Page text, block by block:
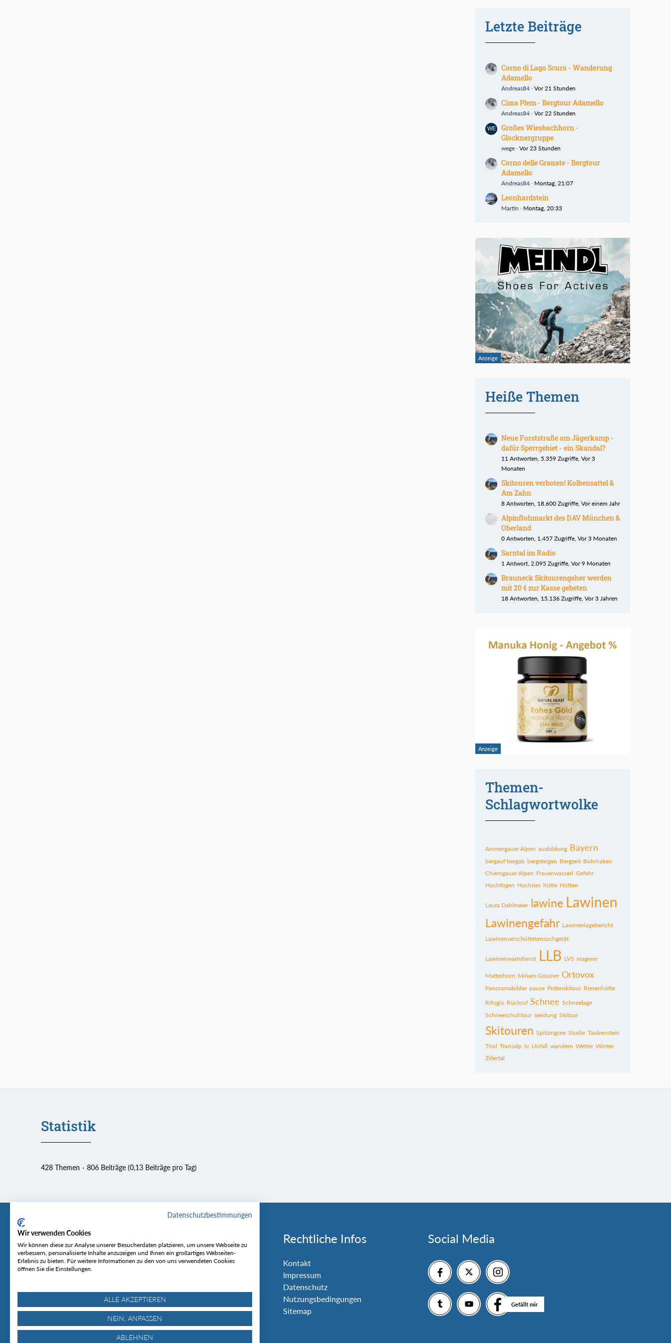
Letzte Beiträge
Corno di Lago Scuro - Wanderung
Adamello
Andreas84 Vor 21 Stunden
Cima Plem - Bergtour Adamello
Andreas84 Vor 22 Stunden
Großes Wiesbachhorn -
Glocknergruppe
wege Vor 23 Stunden
Corno delle Granate - Bergtour
Adamello
Andreas84 Montag, 21:07
Leonhardstein
Martin Montag, 20:33
Heiße Themen
Neue Forststraße am Jägerkamp -
dafür Sperrgebiet - ein Skandal?
11 Antworten, 5.359 Zugriffe, Vor 3
Monaten
Skitouren verboten! Kolbensattel &
Am Zahn
8 Antworten, 18.600 Zugriffe, Vor einem Jahr
Alpinflohmarkt des DAV München &
Oberland
0 Antworten, 1.457 Zugriffe, Vor 3 Monaten
Sarntal im Radio
1 Antwort, 2.095 Zugriffe, Vor 9 Monaten
Brauneck Skitourengeher werden
mit 20 € zur Kasse gebeten
18 Antworten, 15.136 Zugriffe, Vor 3 Jahren
Themen-
Schlagwortwolke
Ammergauer Alpen ausbildung Bayern
bergauf bergab bergsteigen Bergzeit Bohrhaken
Chiemgauer Alpen Frauenwasserl Gefahr
Hochfügen Hochries hütte Hütten
Laura Dahlmeier lawine Lawinen
Lawinengefahr Lawinenlagebericht
Lawinenverschüttetensuchgerät
Lawinenwarndienst LLB LVS magerer
Matterhorn Miriam Gössner Ortovox
Panoramabilder pause Pistenskitour Riesenhütte
Rifugio Rückruf Schnee Schneelage
Schneeschuhtour sendung Skitour
Skitouren Spitzingsee Studie Taubenstein
Tirol Transalp tv Unfall wandern Wetter Winter
Zillertal
Statistik
428 Themen 806 Beiträge (0,13 Beiträge pro Tag)
Tourentipp
Über uns
Wetter & Lawinenlage
Rechtliche Infos
Kontakt
Impressum
Datenschutz
Nutzungsbedingungen
Sitemap
Social Media
Gefällt mir
Datenschutzbestimmungen
Wir verwenden Cookies
Wir können diese zur Analyse unserer Besucherdaten platzieren, um unsere Webseite zu
verbessern, personalisierte Inhalte anzuzeigen und Ihnen ein großartiges Webseiten-
Erlebnis zu bieten. Für weitere Informationen zu den von uns verwendeten Cookies
öffnen Sie die Einstellungen.
ALLE AKZEPTIEREN
NEIN, ANPASSEN
ABLEHNEN